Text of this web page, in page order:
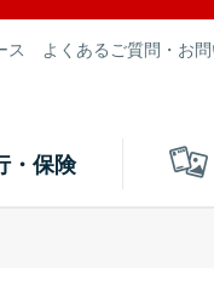
ス よくあるご質問・お
・保険